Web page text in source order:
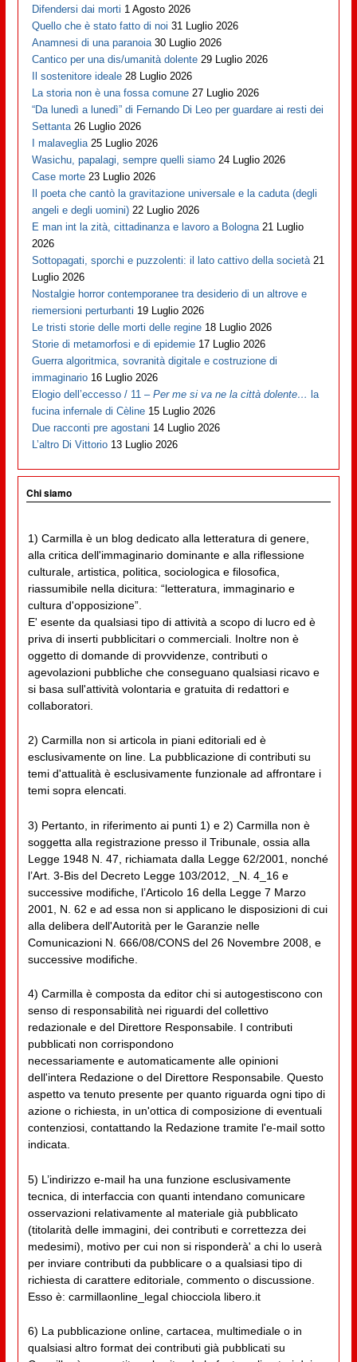
Difendersi dai morti 1 Agosto 2026
Quello che è stato fatto di noi 31 Luglio 2026
Anamnesi di una paranoia 30 Luglio 2026
Cantico per una dis/umanità dolente 29 Luglio 2026
Il sostenitore ideale 28 Luglio 2026
La storia non è una fossa comune 27 Luglio 2026
“Da lunedì a lunedì” di Fernando Di Leo per guardare ai resti dei
Settanta 26 Luglio 2026
I malaveglia 25 Luglio 2026
Wasichu, papalagi, sempre quelli siamo 24 Luglio 2026
Case morte 23 Luglio 2026
Il poeta che cantò la gravitazione universale e la caduta (degli
angeli e degli uomini) 22 Luglio 2026
E man int la zità, cittadinanza e lavoro a Bologna 21 Luglio
2026
Sottopagati, sporchi e puzzolenti: il lato cattivo della società 21
Luglio 2026
Nostalgie horror contemporanee tra desiderio di un altrove e
riemersioni perturbanti 19 Luglio 2026
Le tristi storie delle morti delle regine 18 Luglio 2026
Storie di metamorfosi e di epidemie 17 Luglio 2026
Guerra algoritmica, sovranità digitale e costruzione di
immaginario 16 Luglio 2026
Elogio dell’eccesso / 11 –Per me si va ne la città dolente… la
fucina infernale di Cèline 15 Luglio 2026
Due racconti pre agostani 14 Luglio 2026
L’altro Di Vittorio 13 Luglio 2026
Chi siamo
1) Carmilla è un blog dedicato alla letteratura di genere,
alla critica dell'immaginario dominante e alla riflessione
culturale, artistica, politica, sociologica e filosofica,
riassumibile nella dicitura: “letteratura, immaginario e
cultura d'opposizione”.
E' esente da qualsiasi tipo di attività a scopo di lucro ed è
priva di inserti pubblicitari o commerciali. Inoltre non è
oggetto di domande di provvidenze, contributi o
agevolazioni pubbliche che conseguano qualsiasi ricavo e
si basa sull'attività volontaria e gratuita di redattori e
collaboratori.
2) Carmilla non si articola in piani editoriali ed è
esclusivamente on line. La pubblicazione di contributi su
temi d'attualità è esclusivamente funzionale ad affrontare i
temi sopra elencati.
3) Pertanto, in riferimento ai punti 1) e 2) Carmilla non è
soggetta alla registrazione presso il Tribunale, ossia alla
Legge 1948 N. 47, richiamata dalla Legge 62/2001, nonché
l’Art. 3-Bis del Decreto Legge 103/2012, _N. 4_16 e
successive modifiche, l’Articolo 16 della Legge 7 Marzo
2001, N. 62 e ad essa non si applicano le disposizioni di cui
alla delibera dell'Autorità per le Garanzie nelle
Comunicazioni N. 666/08/CONS del 26 Novembre 2008, e
successive modifiche.
4) Carmilla è composta da editor chi si autogestiscono con
senso di responsabilità nei riguardi del collettivo
redazionale e del Direttore Responsabile. I contributi
pubblicati non corrispondono
necessariamente e automaticamente alle opinioni
dell'intera Redazione o del Direttore Responsabile. Questo
aspetto va tenuto presente per quanto riguarda ogni tipo di
azione o richiesta, in un'ottica di composizione di eventuali
contenziosi, contattando la Redazione tramite l'e-mail sotto
indicata.
5) L’indirizzo e-mail ha una funzione esclusivamente
tecnica, di interfaccia con quanti intendano comunicare
osservazioni relativamente al materiale già pubblicato
(titolarità delle immagini, dei contributi e correttezza dei
medesimi), motivo per cui non si risponderà' a chi lo userà
per inviare contributi da pubblicare o a qualsiasi tipo di
richiesta di carattere editoriale, commento o discussione.
Esso è: carmillaonline_legal chiocciola libero.it
6) La pubblicazione online, cartacea, multimediale o in
qualsiasi altro format dei contributi già pubblicati su